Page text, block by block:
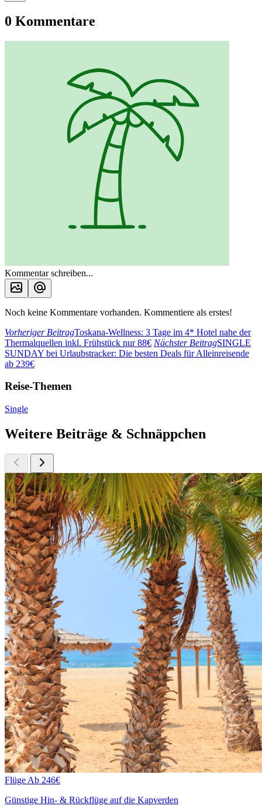
0 Kommentare
Kommentar schreiben...
Noch keine Kommentare vorhanden. Kommentiere als erstes!
Vorheriger BeitragToskana-Wellness: 3 Tage im 4* Hotel nahe der
Thermalquellen inkl. Frühstück nur 88€ Nächster BeitragSINGLE
SUNDAY bei Urlaubstracker: Die besten Deals für Alleinreisende
ab 239€
Reise-Themen
Single
Weitere Beiträge & Schnäppchen
Flüge Ab 246€
Günstige Hin- & Rückflüge auf die Kapverden